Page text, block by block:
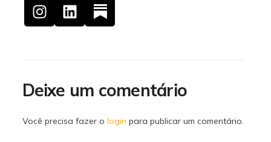
Deixe um comentário
Você precisa fazer o login para publicar um comentário.